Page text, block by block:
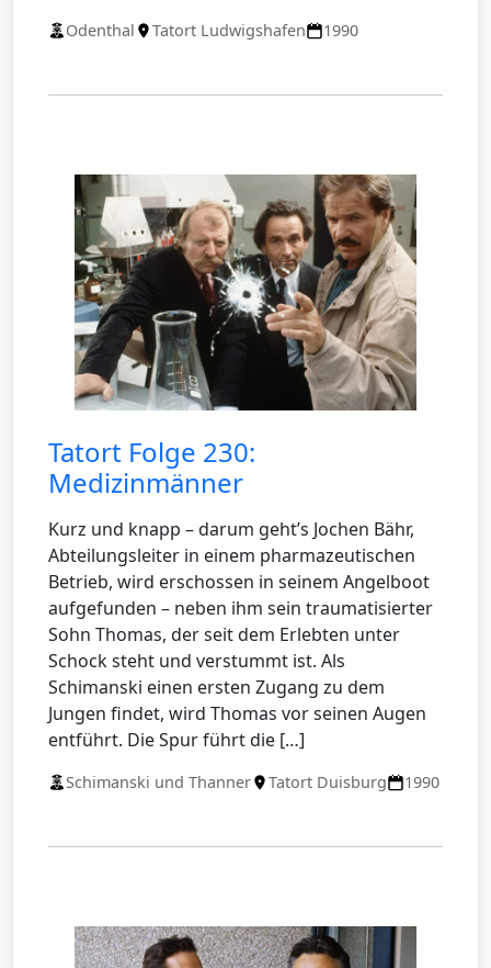
Odenthal Tatort Ludwigshafen 1990
Tatort Folge 230:
Medizinmänner
Kurz und knapp – darum geht’s Jochen Bähr,
Abteilungsleiter in einem pharmazeutischen
Betrieb, wird erschossen in seinem Angelboot
aufgefunden – neben ihm sein traumatisierter
Sohn Thomas, der seit dem Erlebten unter
Schock steht und verstummt ist. Als
Schimanski einen ersten Zugang zu dem
Jungen findet, wird Thomas vor seinen Augen
entführt. Die Spur führt die […]
Schimanski und Thanner Tatort Duisburg 1990